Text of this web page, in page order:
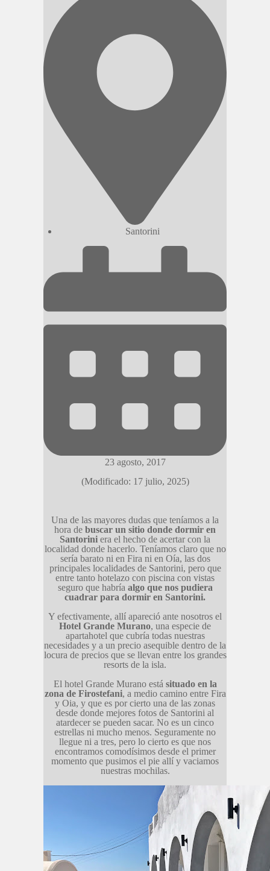
Santorini
23 agosto, 2017
(Modificado: 17 julio, 2025)
Una de las mayores dudas que teníamos a la
hora de buscar un sitio donde dormir en
Santorini era el hecho de acertar con la
localidad donde hacerlo. Teníamos claro que no
sería barato ni en Fira ni en Oía, las dos
principales localidades de Santorini, pero que
entre tanto hotelazo con piscina con vistas
seguro que habría algo que nos pudiera
cuadrar para dormir en Santorini.
Y efectivamente, allí apareció ante nosotros el
Hotel Grande Murano, una especie de
apartahotel que cubría todas nuestras
necesidades y a un precio asequible dentro de la
locura de precios que se llevan entre los grandes
resorts de la isla.
El hotel Grande Murano está situado en la
zona de Firostefani, a medio camino entre Fira
y Oia, y que es por cierto una de las zonas
desde donde mejores fotos de Santorini al
atardecer se pueden sacar. No es un cinco
estrellas ni mucho menos. Seguramente no
llegue ni a tres, pero lo cierto es que nos
encontramos comodísimos desde el primer
momento que pusimos el pie allí y vaciamos
nuestras mochilas.